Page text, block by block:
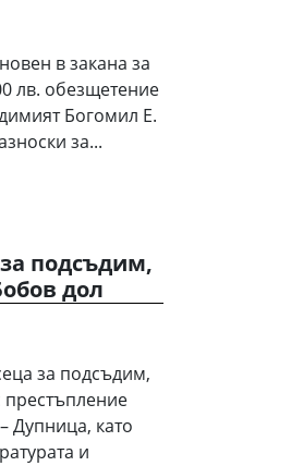
в закана за
лв. обезщетение
Богомил Е.
за...
подсъдим,
дол
за подсъдим,
престъпление
Дупница, като
и